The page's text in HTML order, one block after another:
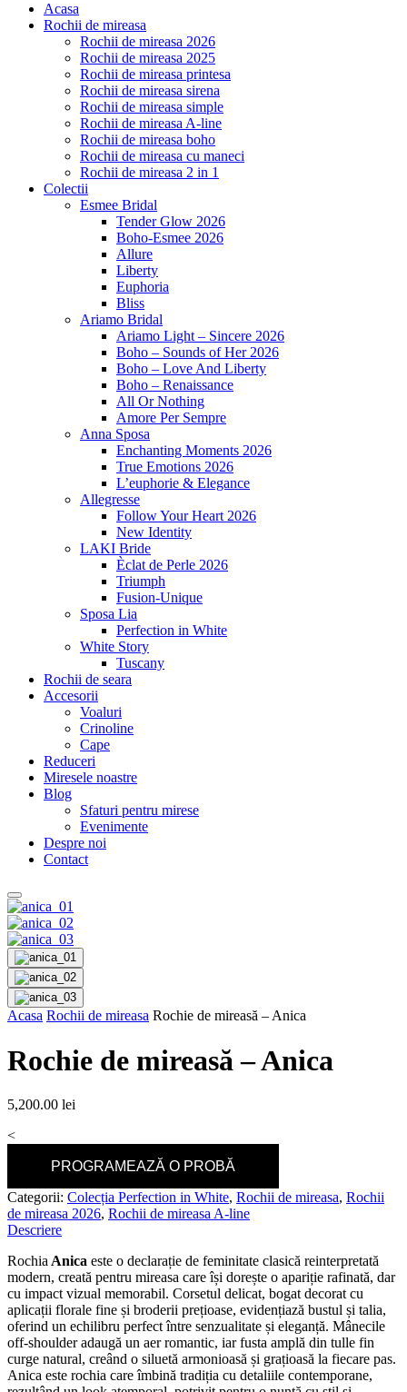
Acasa
Rochii de mireasa
Rochii de mireasa 2026
Rochii de mireasa 2025
Rochii de mireasa printesa
Rochii de mireasa sirena
Rochii de mireasa simple
Rochii de mireasa A-line
Rochii de mireasa boho
Rochii de mireasa cu maneci
Rochii de mireasa 2 in 1
Colectii
Esmee Bridal
Tender Glow 2026
Boho-Esmee 2026
Allure
Liberty
Euphoria
Bliss
Ariamo Bridal
Ariamo Light – Sincere 2026
Boho – Sounds of Her 2026
Boho – Love And Liberty
Boho – Renaissance
All Or Nothing
Amore Per Sempre
Anna Sposa
Enchanting Moments 2026
True Emotions 2026
L’euphorie & Elegance
Allegresse
Follow Your Heart 2026
New Identity
LAKI Bride
Èclat de Perle 2026
Triumph
Fusion-Unique
Sposa Lia
Perfection in White
White Story
Tuscany
Rochii de seara
Accesorii
Voaluri
Crinoline
Cape
Reduceri
Miresele noastre
Blog
Sfaturi pentru mirese
Evenimente
Despre noi
Contact
Acasa Rochii de mireasa Rochie de mireasă – Anica
Rochie de mireasă – Anica
5,200.00 lei
<
PROGRAMEAZĂ O PROBĂ
Categorii: Colecția Perfection in White, Rochii de mireasa, Rochii
de mireasa 2026, Rochii de mireasa A-line
Descriere
Rochia Anica este o declarație de feminitate clasică reinterpretată
modern, creată pentru mireasa care își dorește o apariție rafinată, dar
cu impact vizual memorabil. Corsetul delicat, bogat decorat cu
aplicații florale fine și broderii prețioase, evidențiază bustul și talia,
oferind un echilibru perfect între senzualitate și eleganță. Mânecile
off-shoulder adaugă un aer romantic, iar fusta amplă din tulle fin
curge natural, creând o siluetă armonioasă și grațioasă la fiecare pas.
Anica este rochia care îmbină tradiția cu detaliile contemporane,